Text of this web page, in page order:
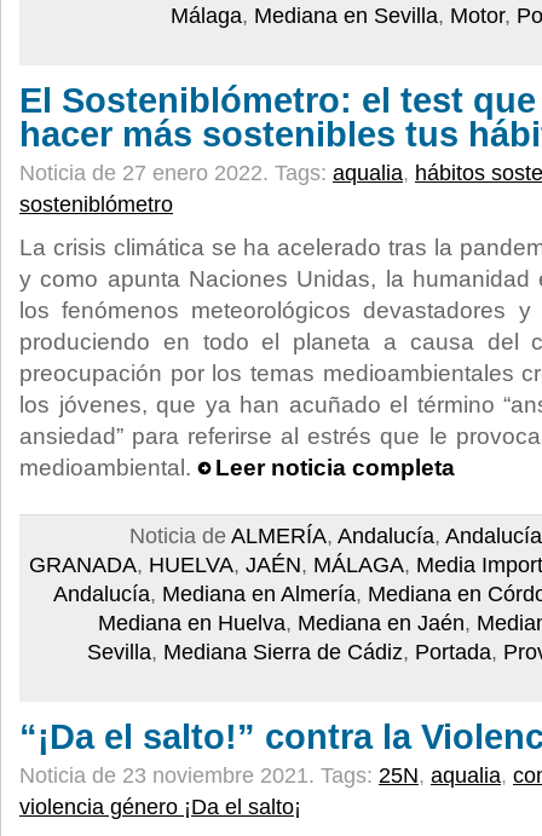
Málaga, Mediana en Sevilla, Motor,
El Sosteniblómetro: el test
hacer más sostenibles tus
Noticia de 27 enero 2022. Tags: aqualia, hábitos
sosteniblómetro
La crisis climática se ha acelerado tras la
y como apunta Naciones Unidas, la humanidad
los fenómenos meteorológicos devastadores
produciendo en todo el planeta a causa del
preocupación por los temas medioambientales
los jóvenes, que ya han acuñado el término
ansiedad” para referirse al estrés que le
medioambiental.
Leer noticia completa
Noticia de ALMERÍA, Andalucía,
GRANADA, HUELVA, JAÉN, MÁLAGA, Media
Andalucía, Mediana en Almería, Mediana en
Mediana en Huelva, Mediana en Jaén,
Sevilla, Mediana Sierra de Cádiz, Portada,
“¡Da el salto!” contra la
Noticia de 23 noviembre 2021. Tags: 25N, aqualia,
violencia género ¡Da el salto¡